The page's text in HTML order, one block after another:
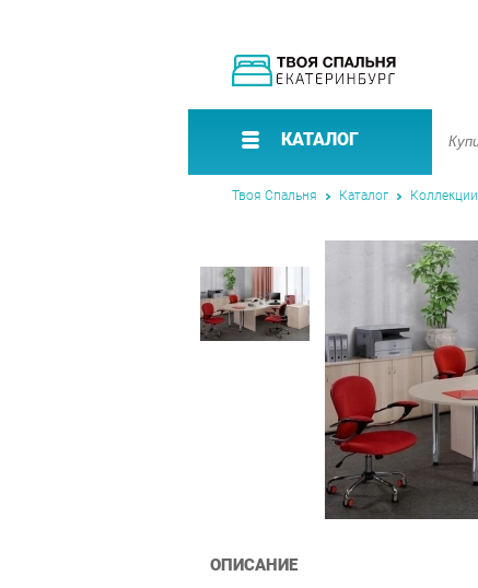
КАТАЛОГ
Твоя Спальня Каталог Коллекции
ОПИСАНИЕ